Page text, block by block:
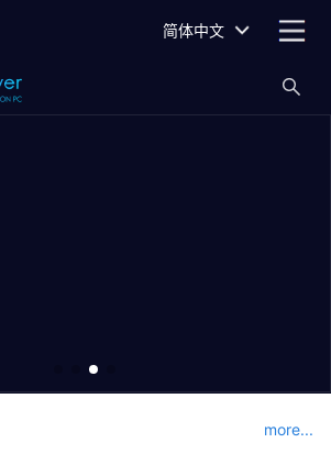
简体中文
more...